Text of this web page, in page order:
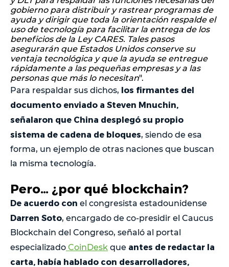
gobierno para distribuir y rastrear programas de
ayuda y dirigir que toda la orientación respalde el
uso de tecnología para facilitar la entrega de los
beneficios de la Ley CARES. Tales pasos
asegurarán que Estados Unidos conserve su
ventaja tecnológica y que la ayuda se entregue
rápidamente a las pequeñas empresas y a las
personas que más lo necesitan".
Para respaldar sus dichos, los firmantes del
documento enviado a Steven Mnuchin,
señalaron que China desplegó su propio
sistema de cadena de bloques, siendo de esa
forma, un ejemplo de otras naciones que buscan
la misma tecnología.
Pero… ¿por qué blockchain?
De acuerdo con el congresista estadounidense
Darren Soto, encargado de co-presidir el Caucus
Blockchain del Congreso, señaló al portal
especializado CoinDesk que antes de redactar la
carta, había hablado con desarrolladores,